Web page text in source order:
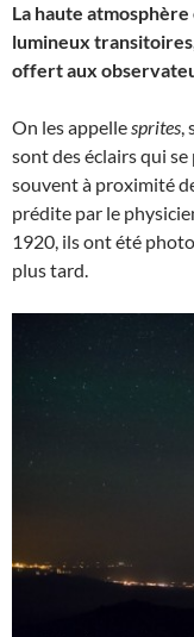
La haute
lumineux
offert aux
On les appellesprites,
sont des éclairs qui
souvent à proximité
prédite par le
1920, ils ont été
plus tard.